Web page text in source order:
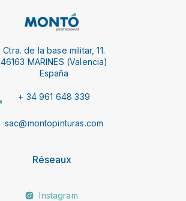
Ctra. de la base militar, 11.
46163 MARINES (Valencia)
España
+ 34 961 648 339
sac@montopinturas.com
Réseaux
Instagram